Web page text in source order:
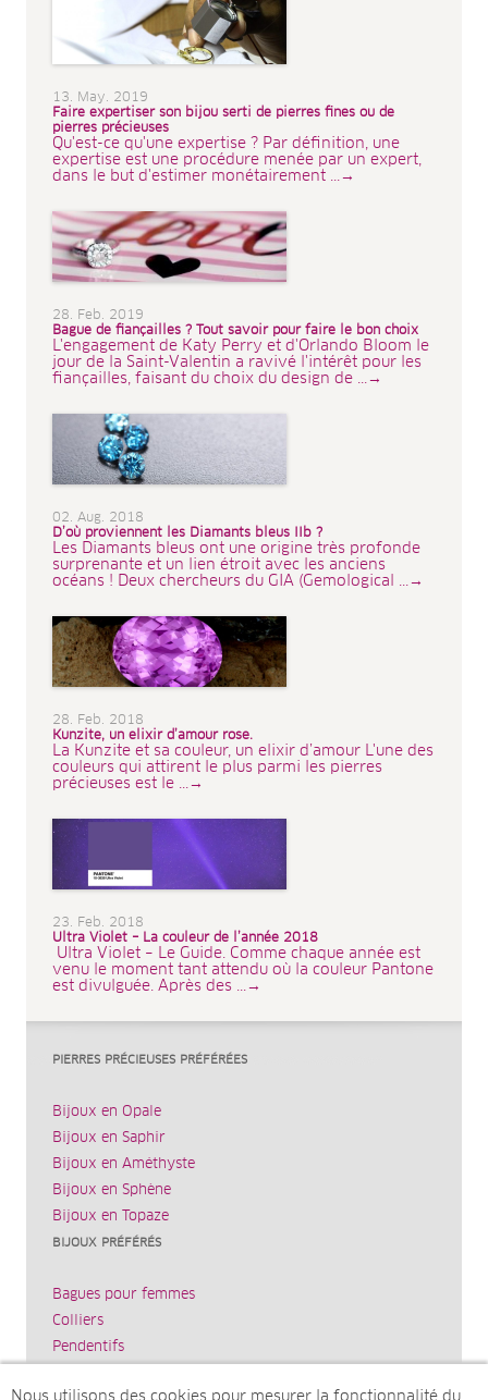
13. May. 2019
Faire expertiser son bijou serti de pierres fines ou de
pierres précieuses
Qu'est-ce qu'une expertise ? Par définition, une
expertise est une procédure menée par un expert,
dans le but d'estimer monétairement ...→
28. Feb. 2019
Bague de fiançailles ? Tout savoir pour faire le bon choix
L'engagement de Katy Perry et d'Orlando Bloom le
jour de la Saint-Valentin a ravivé l'intérêt pour les
fiançailles, faisant du choix du design de ...→
02. Aug. 2018
D’où proviennent les Diamants bleus IIb ?
Les Diamants bleus ont une origine très profonde
surprenante et un lien étroit avec les anciens
océans ! Deux chercheurs du GIA (Gemological ...→
28. Feb. 2018
Kunzite, un elixir d’amour rose.
La Kunzite et sa couleur, un elixir d’amour L'une des
couleurs qui attirent le plus parmi les pierres
précieuses est le ...→
23. Feb. 2018
Ultra Violet – La couleur de l’année 2018
Ultra Violet – Le Guide. Comme chaque année est
venu le moment tant attendu où la couleur Pantone
est divulguée. Après des ...→
PIERRES PRÉCIEUSES PRÉFÉRÉES
Bijoux en Opale
Bijoux en Saphir
Bijoux en Améthyste
Bijoux en Sphène
Bijoux en Topaze
BIJOUX PRÉFÉRÉS
Bagues pour femmes
Colliers
Pendentifs
Nous utilisons des cookies pour mesurer la fonctionnalité du